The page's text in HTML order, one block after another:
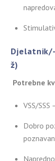
ž)
Potrebne
VSS/
Dobro